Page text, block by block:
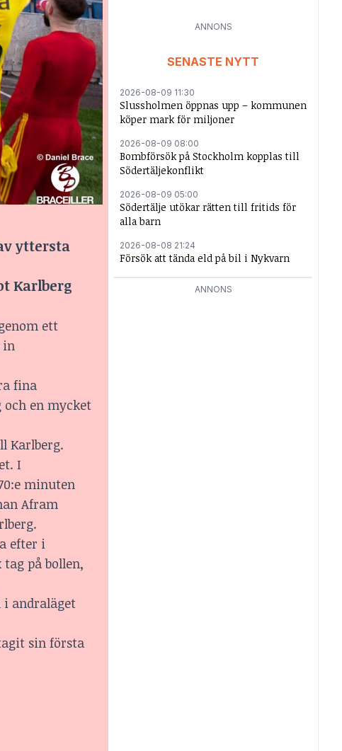
yttersta
Karlberg
ett
in
fina
en mycket
Karlberg.
I
minuten
Afram
efter i
på bollen,
i andraläget
sin första
ANNONS
SENASTE NYTT
2026-08-09 11:30
Slussholmen öppnas upp – kommunen
köper mark för miljoner
2026-08-09 08:00
Bombförsök på Stockholm kopplas till
Södertäljekonflikt
2026-08-09 05:00
Södertälje utökar rätten till fritids för
alla barn
2026-08-08 21:24
Försök att tända eld på bil i Nykvarn
ANNONS